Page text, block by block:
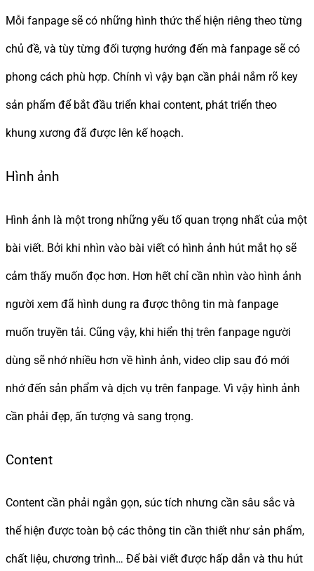
Mỗi fanpage sẽ có những hình thức thể hiện riêng theo từng
chủ đề, và tùy từng đối tượng hướng đến mà fanpage sẽ có
phong cách phù hợp. Chính vì vậy bạn cần phải nắm rõ key
sản phẩm để bắt đầu triển khai content, phát triển theo
khung xương đã được lên kế hoạch.
Hình ảnh
Hình ảnh là một trong những yếu tố quan trọng nhất của một
bài viết. Bởi khi nhìn vào bài viết có hình ảnh hút mắt họ sẽ
cảm thấy muốn đọc hơn. Hơn hết chỉ cần nhìn vào hình ảnh
người xem đã hình dung ra được thông tin mà fanpage
muốn truyền tải. Cũng vậy, khi hiển thị trên fanpage người
dùng sẽ nhớ nhiều hơn về hình ảnh, video clip sau đó mới
nhớ đến sản phẩm và dịch vụ trên fanpage. Vì vậy hình ảnh
cần phải đẹp, ấn tượng và sang trọng.
Content
Content cần phải ngắn gọn, súc tích nhưng cần sâu sắc và
thể hiện được toàn bộ các thông tin cần thiết như sản phẩm,
chất liệu, chương trình… Để bài viết được hấp dẫn và thu hút